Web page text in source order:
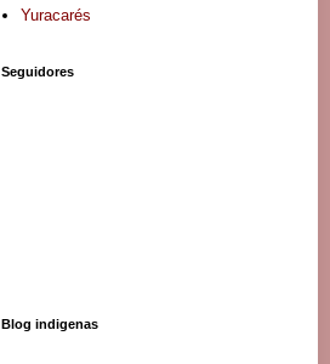
Yuracarés
Seguidores
Blog indigenas